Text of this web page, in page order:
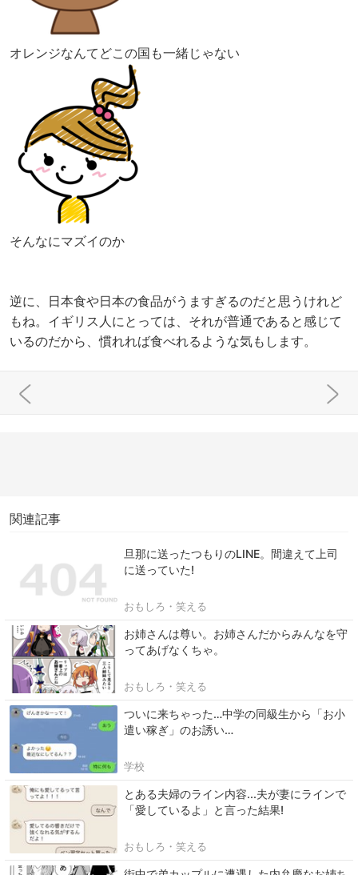
オレンジなんてどこの国も一緒じゃない
そんなにマズイのか
逆に、日本食や日本の食品がうますぎるのだと思うけれど
もね。イギリス人にとっては、それが普通であると感じて
いるのだから、慣れれば食べれるような気もします。
関連記事
旦那に送ったつもりのLINE。間違えて上司
に送っていた!
おもしろ・笑える
お姉さんは尊い。お姉さんだからみんなを守
ってあげなくちゃ。
おもしろ・笑える
ついに来ちゃった…中学の同級生から「お小
遣い稼ぎ」のお誘い…
学校
とある夫婦のライン内容...夫が妻にラインで
「愛しているよ」と言った結果!
おもしろ・笑える